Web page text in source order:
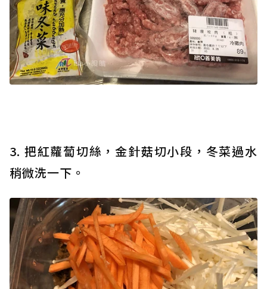
3. 把紅蘿蔔切絲，金針菇切小段，冬菜過水
稍微洗一下。